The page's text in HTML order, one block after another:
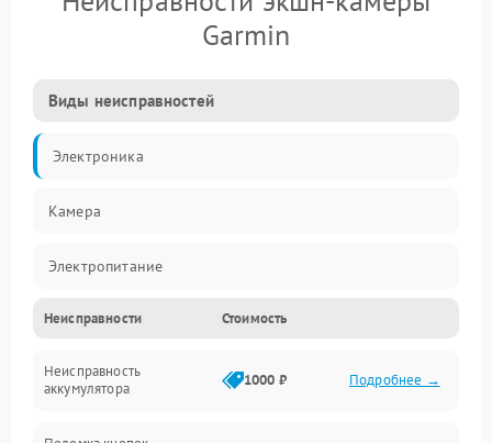
Garmin
Виды неисправностей
Электроника
Камера
Электропитание
Память/Носитель
Хранение данных
Неисправности Стоимость
Неисправность
аккумулятора
1000 ₽ Подробнее →